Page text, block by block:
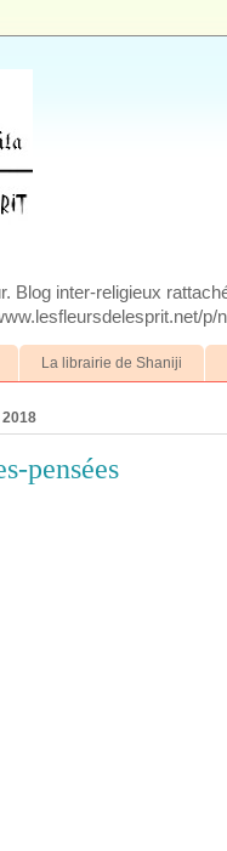
Blog inter-religieux
p/
La librairie de Shaniji
pensées